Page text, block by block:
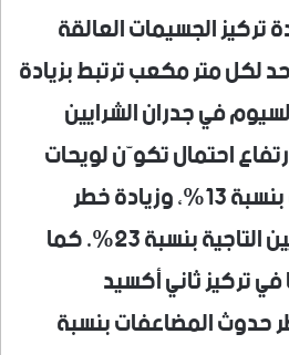
تركيز الجسيمات العالقة
لكل متر مكعب ترتبط بزيادة
في جدران الشرايين
11%، وارتفاع احتمال تكوّن لويحات
الكوليسترول الجديدة بنسبة 13%، وزيادة خطر
الإصابة بانسداد الشرايين التاجية بنسبة 23%. كما
تركيز ثاني أكسيد
حدوث المضاعفات بنسبة